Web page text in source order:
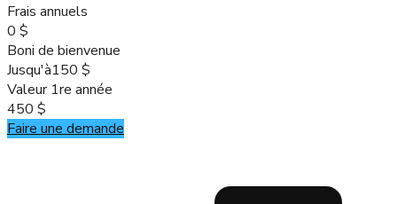
Frais annuels
0 $
Boni de bienvenue
Jusqu'à150 $
Valeur 1re année
450 $
Faire une demande